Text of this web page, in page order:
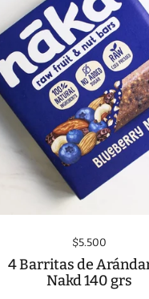
$5.500
4 Barritas de
Nakd 140 grs